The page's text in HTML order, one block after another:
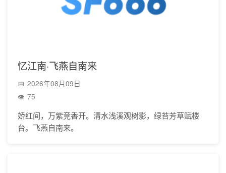
忆江南·飞燕自南来
2026年08月09日
75
娇红间，万紫竞香开。清水浅溪观树影，绿苔芳草赋楼
台。飞燕自南来。